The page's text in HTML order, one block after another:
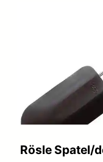
Rösle Spatel/